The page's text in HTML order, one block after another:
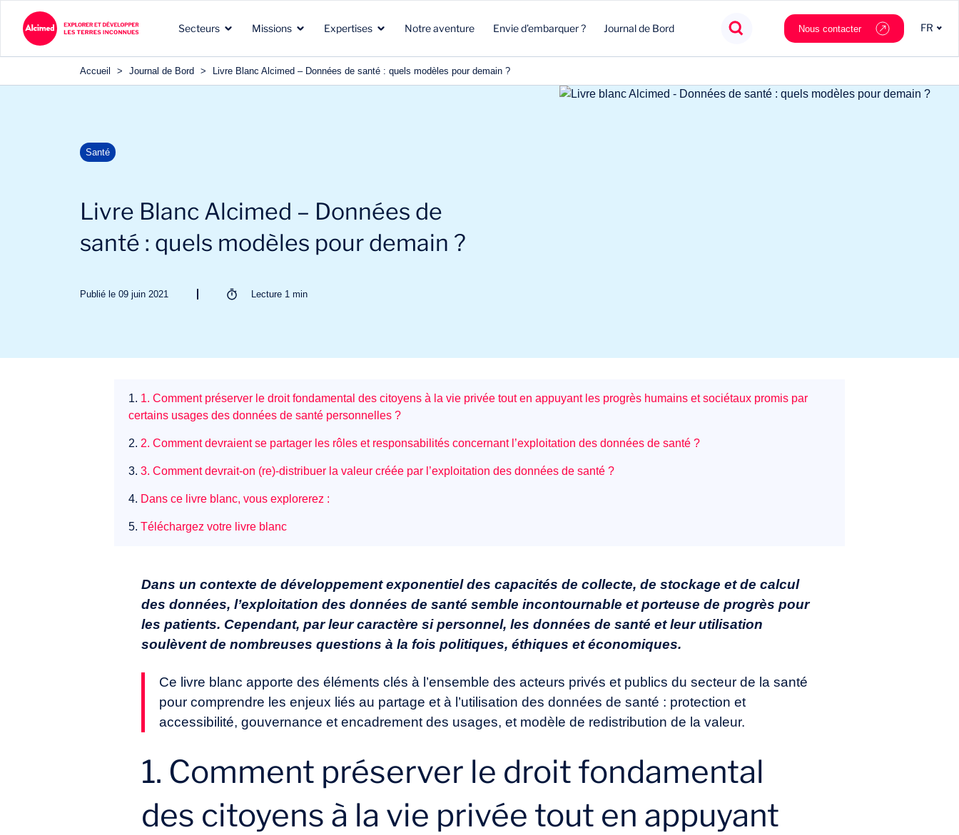
Secteurs
Les terres d’exploration
intervenons
Missions
Les types de missions que
clients
Expertises
Nos expertises reconnues
clients
Notre aventure Envie d’embarquer ? Journal de Bord Nous contacter FR
Accueil > Journal de Bord > Livre Blanc Alcimed – Données de santé : quels modèles pour demain ?
Santé
Livre Blanc Alcimed – Données de
santé : quels modèles pour demain ?
Publié le 09 juin 2021 Lecture 1 min
1. 1. Comment préserver le droit fondamental des citoyens à la vie privée tout en appuyant les progrès humains et sociétaux promis par
certains usages des données de santé personnelles ?
2. 2. Comment devraient se partager les rôles et responsabilités concernant l’exploitation des données de santé ?
3. 3. Comment devrait-on (re)-distribuer la valeur créée par l’exploitation des données de santé ?
4. Dans ce livre blanc, vous explorerez :
5. Téléchargez votre livre blanc
Dans un contexte de développement exponentiel des capacités de collecte, de stockage et de calcul
des données, l’exploitation des données de santé semble incontournable et porteuse de progrès pour
les patients. Cependant, par leur caractère si personnel, les données de santé et leur utilisation
soulèvent de nombreuses questions à la fois politiques, éthiques et économiques.
Ce livre blanc apporte des éléments clés à l’ensemble des acteurs privés et publics du secteur de la santé
pour comprendre les enjeux liés au partage et à l’utilisation des données de santé : protection et
accessibilité, gouvernance et encadrement des usages, et modèle de redistribution de la valeur.
1. Comment préserver le droit fondamental
des citoyens à la vie privée tout en appuyant